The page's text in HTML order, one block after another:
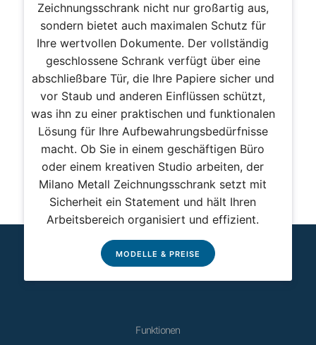
Zeichnungsschrank nicht nur großartig aus,
sondern bietet auch maximalen Schutz für
Ihre wertvollen Dokumente. Der vollständig
geschlossene Schrank verfügt über eine
abschließbare Tür, die Ihre Papiere sicher und
vor Staub und anderen Einflüssen schützt,
was ihn zu einer praktischen und funktionalen
Lösung für Ihre Aufbewahrungsbedürfnisse
macht. Ob Sie in einem geschäftigen Büro
oder einem kreativen Studio arbeiten, der
Milano Metall Zeichnungsschrank setzt mit
Sicherheit ein Statement und hält Ihren
Arbeitsbereich organisiert und effizient.
MODELLE & PREISE
Funktionen